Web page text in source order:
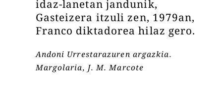
idaz-lanetan jandunik,
Gasteizera itzuli zen, 1979an,
Franco diktadorea hilaz gero.
Andoni Urrestarazuren argazkia.
Margolaria, J. M. Marcote